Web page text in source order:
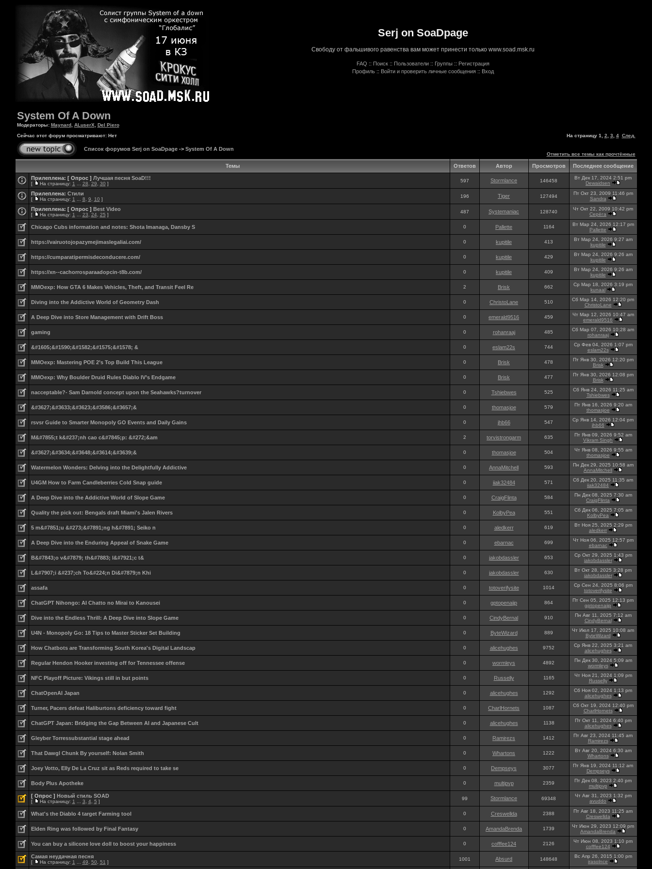
Serj on SoaDpage
Свободу от фальшивого равенства вам может принести только www.soad.msk.ru
FAQ :: Поиск :: Пользователи :: Группы :: Регистрация
Профиль :: Войти и проверить личные сообщения :: Вход
System Of A Down
Модераторы: Maynard, ALuserX
Del Piero
Сейчас этот форум просматривают: Нет
На страницу 1 2 3 4 След.
Список форумов Serj on SoaDpage-> System Of A Down
Отметить все темы как прочтённые
Темы Ответов Автор Просмотров Последнее сообщение
Прилеплена: [ Опрос ] Лучшая песня SoaD!!!
[ На страницу: 1 28 29 30 ]
597 Stormlance 146458
Вт Дек 17, 2024 2:51 pm
Dewaidsen
Прилеплена: Стили
[ На страницу: 1 8 9 10 ]
196 Tiger 127494
Пт Окт 23, 2009 11:46 pm
Sandra
Прилеплена: [ Опрос ] Best Video
[ На страницу: 1 23 24 25 ]
487 Systemaniac 128740
Чт Окт 22, 2009 10:42 pm
Серёга
Chicago Cubs information and notes: Shota Imanaga, Dansby S 0 Pallette 1164
Вт Мар 24, 2026 12:17 pm
Pallette
https://vairuotojopazymejimaslegaliai.com/ 0 kupitile 413
Вт Мар 24, 2026 9:27 am
kupitile
https://cumparatipermisdeconducere.com/ 0 kupitile 429
Вт Мар 24, 2026 9:26 am
kupitile
https://xn--cachorrosparaadopcin-t8b.com/ 0 kupitile 409
Вт Мар 24, 2026 9:26 am
kupitile
MMOexp: How GTA 6 Makes Vehicles, Theft, and Transit Feel Re 2 Brisk 662
Ср Мар 18, 2026 3:19 pm
kunaal
Diving into the Addictive World of Geometry Dash 0 ChristoLane 510
Сб Мар 14, 2026 12:20 pm
ChristoLane
A Deep Dive into Store Management with Drift Boss 0 emerald9516 459
Чт Мар 12, 2026 10:47 am
emerald9516
gaming 0 rohanraaj 485
Сб Мар 07, 2026 10:28 am
rohanraaj
&#1605;&#1590;&#1582;&#1575;&#1578; & 0 eslam22s 744
Ср Фев 04, 2026 1:07 pm
eslam22s
MMOexp: Mastering POE 2’s Top Build This League 0 Brisk 478
Пт Янв 30, 2026 12:20 pm
Brisk
MMOexp: Why Boulder Druid Rules Diablo IV’s Endgame 0 Brisk 477
Пт Янв 30, 2026 12:08 pm
Brisk
nacceptable?- Sam Darnold concept upon the Seahawks?turnover 0 Tshiebwes 525
Сб Янв 24, 2026 11:25 am
Tshiebwes
&#3627;&#3633;&#3623;&#3586;&#3657;& 0 thomasjoe 579
Пт Янв 16, 2026 9:20 am
thomasjoe
rsvsr Guide to Smarter Monopoly GO Events and Daily Gains 0 jhb66 547
Ср Янв 14, 2026 12:04 pm
jhb66
M&#7855;t k&#237;nh cao c&#7845;p: &#272;&am 2 torvistrongarm 635
Пт Янв 09, 2026 9:52 am
Vikram Singh
&#3627;&#3634;&#3648;&#3614;&#3639;& 0 thomasjoe 504
Чт Янв 08, 2026 9:55 am
thomasjoe
Watermelon Wonders: Delving into the Delightfully Addictive 0 AnnaMitchell 593
Пн Дек 29, 2025 10:58 am
AnnaMitchell
U4GM How to Farm Candleberries Cold Snap guide 0 iiak32484 571
Сб Дек 20, 2025 11:35 am
iiak32484
A Deep Dive into the Addictive World of Slope Game 0 CraigFlinta 584
Пн Дек 08, 2025 7:30 am
CraigFlinta
Quality the pick out: Bengals draft Miami's Jalen Rivers 0 KolbyPea 551
Сб Дек 06, 2025 7:05 am
KolbyPea
5 m&#7851;u &#273;&#7891;ng h&#7891; Seiko n 0 aledkerr 619
Вт Ноя 25, 2025 2:29 pm
aledkerr
A Deep Dive into the Enduring Appeal of Snake Game 0 ebarnac 699
Чт Ноя 06, 2025 12:57 pm
ebarnac
B&#7843;o v&#7879; th&#7883; l&#7921;c t& 0 jakobdassler 653
Ср Окт 29, 2025 1:43 pm
jakobdassler
L&#7907;i &#237;ch To&#224;n Di&#7879;n Khi 0 jakobdassler 630
Вт Окт 28, 2025 3:28 pm
jakobdassler
assafa 0 totoverifysite 1014
Ср Сен 24, 2025 8:06 pm
totoverifysite
ChatGPT Nihongo: AI Chatto no Mirai to Kanousei 0 gptopenaijp 864
Пт Сен 05, 2025 12:13 pm
gptopenaijp
Dive into the Endless Thrill: A Deep Dive into Slope Game 0 CindyBernal 910
Пн Авг 11, 2025 7:12 am
CindyBernal
U4N - Monopoly Go: 18 Tips to Master Sticker Set Building 0 ByteWizard 889
Чт Июл 17, 2025 10:08 am
ByteWizard
How Chatbots are Transforming South Korea's Digital Landscap 0 alicehughes 9752
Ср Янв 22, 2025 3:21 am
alicehughes
Regular Hendon Hooker investing off for Tennessee offense 0 wormleys 4892
Пн Дек 30, 2024 5:09 am
wormleys
NFC Playoff Picture: Vikings still in but points 0 Russelly 1165
Чт Ноя 21, 2024 1:09 pm
Russelly
ChatOpenAI Japan 0 alicehughes 1292
Сб Ноя 02, 2024 1:13 pm
alicehughes
Turner, Pacers defeat Haliburtons deficiency toward fight 0 CharlHornets 1087
Сб Окт 19, 2024 12:40 pm
CharlHornets
ChatGPT Japan: Bridging the Gap Between AI and Japanese Cult 0 alicehughes 1138
Пт Окт 11, 2024 6:40 pm
alicehughes
Gleyber Torressubstantial stage ahead 0 Ramirezs 1412
Пт Авг 23, 2024 11:45 am
Ramirezs
That Dawgl Chunk By yourself: Nolan Smith 0 Whartons 1222
Вт Авг 20, 2024 6:30 am
Whartons
Joey Votto, Elly De La Cruz sit as Reds required to take se 0 Dempseys 3077
Пт Янв 19, 2024 11:12 am
Dempseys
Body Plus Apotheke 0 multipvp 2359
Пт Дек 08, 2023 2:40 pm
multipvp
[ Опрос ] Новый стиль SOAD
[ На страницу: 1 3 4 5 ]
99 Stormlance 69348
Чт Авг 31, 2023 1:32 pm
avuddo
What's the Diablo 4 target Farming tool 0 Creswellda 2388
Пт Авг 18, 2023 11:25 am
Creswellda
Elden Ring was followed by Final Fantasy 0 AmandaBrenda 1739
Чт Июн 29, 2023 12:09 pm
AmandaBrenda
You can buy a silicone love doll to boost your happiness 0 cofffee124 2126
Чт Июн 08, 2023 1:10 pm
cofffee124
Самая неудачная песня
[ На страницу: 1 49 50 51 ]
1001 Absurd 148648
Вс Апр 26, 2015 1:00 pm
irasolnce